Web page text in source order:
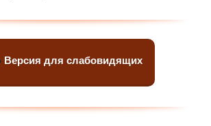
Версия для слабовидящих